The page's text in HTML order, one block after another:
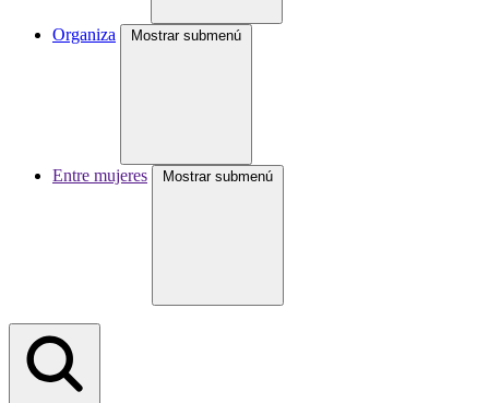
Organiza Mostrar submenú
Entre mujeres Mostrar submenú